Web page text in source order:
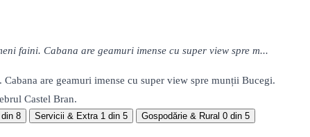
faini. Cabana are geamuri imense cu super view spre m...
are geamuri imense cu super view spre munții Bucegi.
Castel Bran.
8 Servicii & Extra 1 din 5 Gospodărie & Rural 0 din 5